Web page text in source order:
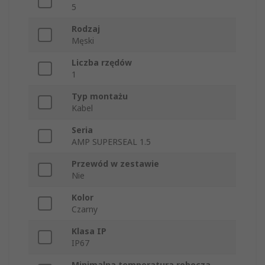
5
Rodzaj
Męski
Liczba rzędów
1
Typ montażu
Kabel
Seria
AMP SUPERSEAL 1.5
Przewód w zestawie
Nie
Kolor
Czarny
Klasa IP
IP67